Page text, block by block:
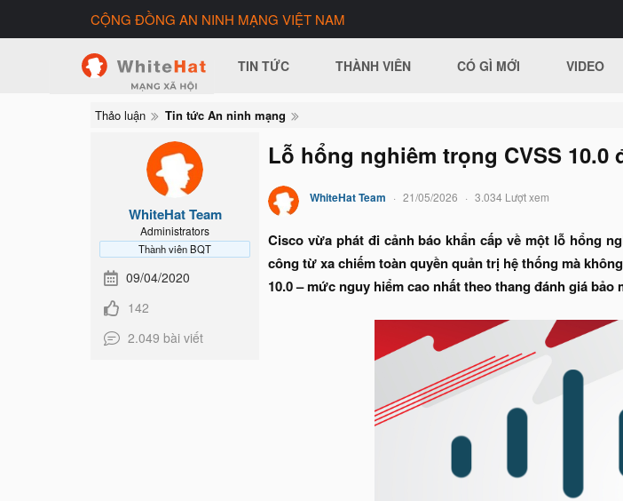
CỘNG ĐỒNG AN NINH MẠNG VIỆT NAM
TIN TỨC THÀNH VIÊN CÓ GÌ MỚI VIDEO
Thảo luận Tin tức An ninh mạng
WhiteHat Team
Administrators
Thành viên BQT
09/04/2020
142
2.049 bài viết
Lỗ hổng nghiêm trọng CVSS 10.0
WhiteHat Team 21/05/2026 3.034 Lượt xem
Cisco vừa phát đi cảnh báo khẩn cấp về một lỗ hổng
công từ xa chiếm toàn quyền quản trị hệ thống mà
10.0 – mức nguy hiểm cao nhất theo thang đánh giá bảo